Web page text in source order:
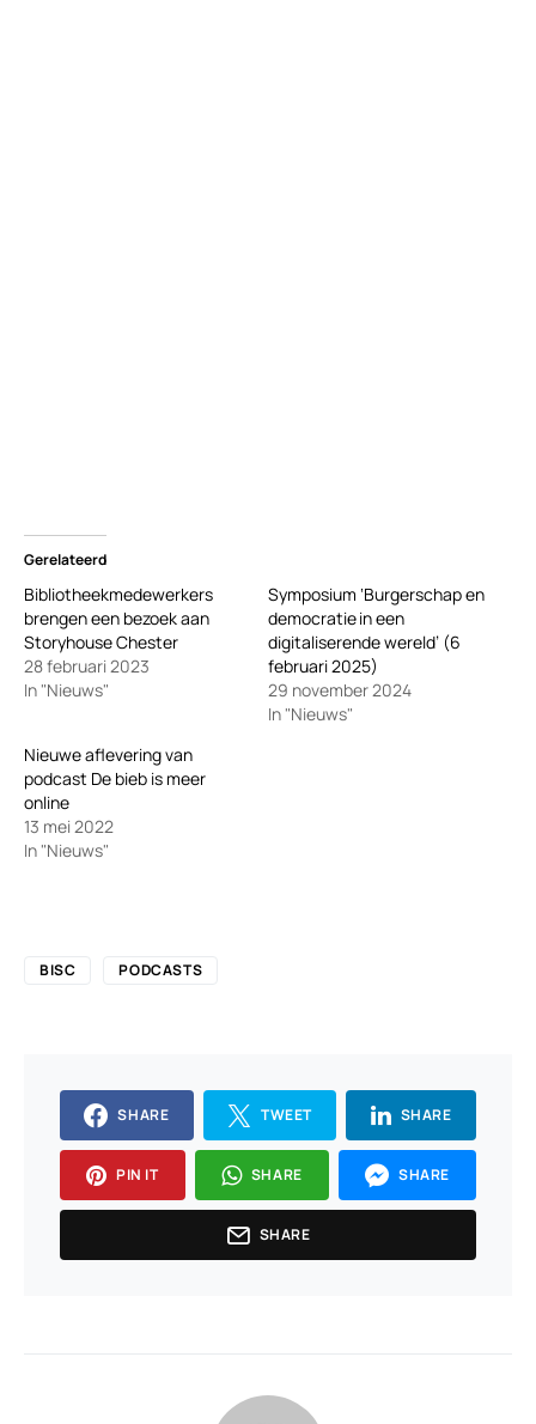
Gerelateerd
Bibliotheekmedewerkers
brengen een bezoek aan
Storyhouse Chester
28 februari 2023
In "Nieuws"
Symposium ‘Burgerschap en
democratie in een
digitaliserende wereld’ (6
februari 2025)
29 november 2024
In "Nieuws"
Nieuwe aflevering van
podcast De bieb is meer
online
13 mei 2022
In "Nieuws"
BISC PODCASTS
SHARE TWEET SHARE
PIN IT SHARE SHARE
SHARE